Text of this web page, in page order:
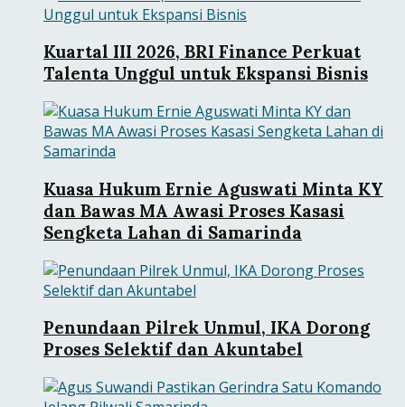
Kuartal III 2026, BRI Finance Perkuat
Talenta Unggul untuk Ekspansi Bisnis
Kuasa Hukum Ernie Aguswati Minta KY
dan Bawas MA Awasi Proses Kasasi
Sengketa Lahan di Samarinda
Penundaan Pilrek Unmul, IKA Dorong
Proses Selektif dan Akuntabel